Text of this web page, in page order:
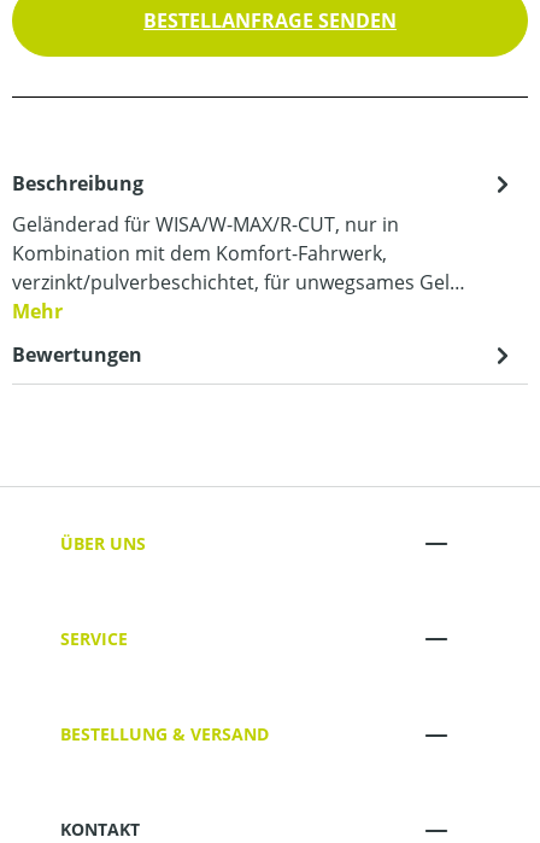
BESTELLANFRAGE SENDEN
Beschreibung
Geländerad für WISA/W-MAX/R-CUT, nur in
Kombination mit dem Komfort-Fahrwerk,
verzinkt/pulverbeschichtet, für unwegsames Gel…
Mehr
Bewertungen
ÜBER UNS
SERVICE
BESTELLUNG & VERSAND
KONTAKT